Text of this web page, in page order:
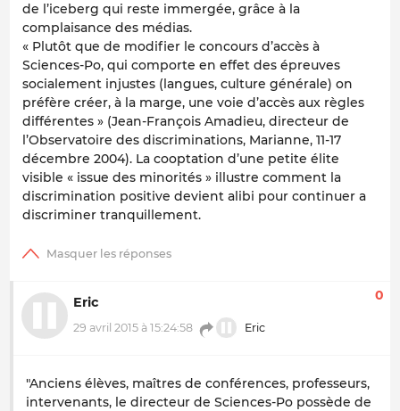
de l’iceberg qui reste immergée, grâce à la
complaisance des médias.
« Plutôt que de modifier le concours d’accès à
Sciences-Po, qui comporte en effet des épreuves
socialement injustes (langues, culture générale) on
préfère créer, à la marge, une voie d’accès aux règles
différentes » (Jean-François Amadieu, directeur de
l’Observatoire des discriminations, Marianne, 11-17
décembre 2004). La cooptation d’une petite élite
visible « issue des minorités » illustre comment la
discrimination positive devient alibi pour continuer a
discriminer tranquillement.
Eric
29 avril 2015 à 15:24:58 Eric
0
"Anciens élèves, maîtres de conférences, professeurs,
intervenants, le directeur de Sciences-Po possède de